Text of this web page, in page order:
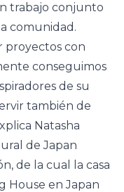
trabajo conjunto
comunidad.
proyectos con
conseguimos
de su
también de
Natasha
de Japan
de la cual la casa
House en Japan